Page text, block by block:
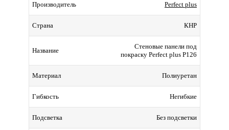
Производитель Perfect plus
Страна КНР
Название
Стеновые панели под
покраску Perfect plus P126
Материал Полиуретан
Гибкость Негибкие
Подсветка Без подсветки